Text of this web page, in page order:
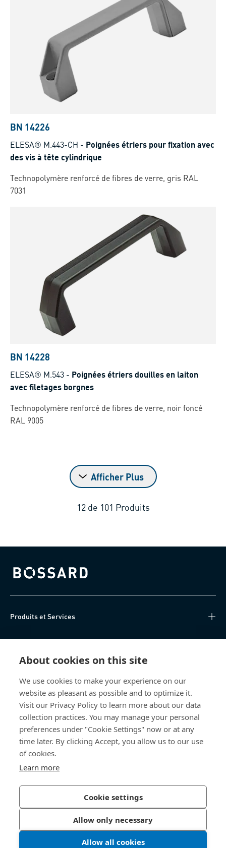
About cookies on this site
We use cookies to make your experience on our
website as pleasant as possible and to optimize it.
Visit our Privacy Policy to learn more about our data
collection practices. You may manage your personal
preferences under "Cookie Settings" now or at any
time later. By clicking Accept, you allow us to our use
of cookies.
Learn more
Cookie settings
Allow only necessary
Allow all cookies
BN 14226
ELESA® M.443-CH - Poignées étriers pour fixation avec
des vis à tête cylindrique
Technopolymère renforcé de fibres de verre, gris RAL
7031
BN 14228
ELESA® M.543 - Poignées étriers douilles en laiton
avec filetages borgnes
Technopolymère renforcé de fibres de verre, noir foncé
RAL 9005
Afficher Plus
12 de 101 Produits
Bossard homepage
Produits et Services
Centre de connaissances
Qui sommes-nous
Bossard France
14, rue des Tuileries
67460 Souffelweyersheim
Politique de confidentialité